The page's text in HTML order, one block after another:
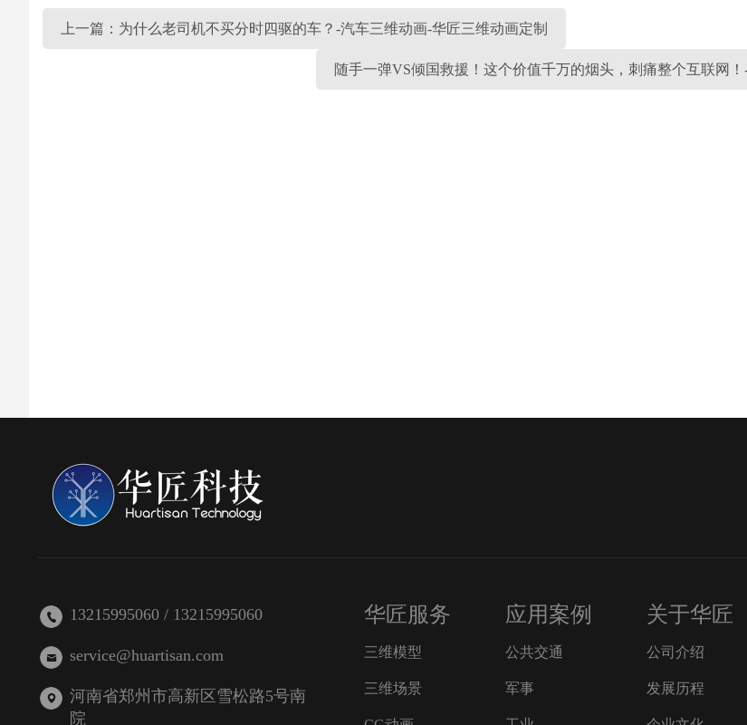
上一篇：为什么老司机不买分时四驱的车？-汽车三维动画-华匠三维动画定制
随手一弹VS倾国救援！这个价值千万的烟头，刺痛整个互联网
13215995060 / 13215995060
service@huartisan.com
河南省郑州市高新区雪松路5号南
院
华匠服务
三维模型
三维场景
应用案例
公共交通
军事
关于华匠
公司介绍
发展历程